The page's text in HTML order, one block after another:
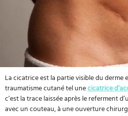
La cicatrice est la partie visible du derme
traumatisme cutané tel unecicatrice
c’est la trace laissée après le referment
avec un couteau, à une ouverture